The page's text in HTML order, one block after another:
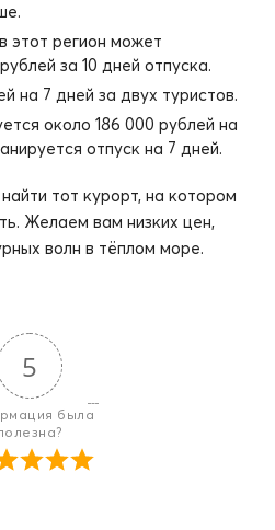
этот регион может
за 10 дней отпуска.
на 7 дней за двух туристов.
около 186 000 рублей на
отпуск на 7 дней.
тот курорт, на котором
Желаем вам низких цен,
волн в тёплом море.
5
была